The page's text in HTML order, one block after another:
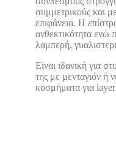
συμμετρικούς και
επιφάνεια. Η
ανθεκτικότητα ενώ
λαμπερή,
Είναι ιδανική για
της με μενταγιόν ή
κοσμήματα για